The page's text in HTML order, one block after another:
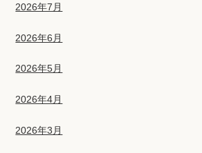
2026年7月
2026年6月
2026年5月
2026年4月
2026年3月